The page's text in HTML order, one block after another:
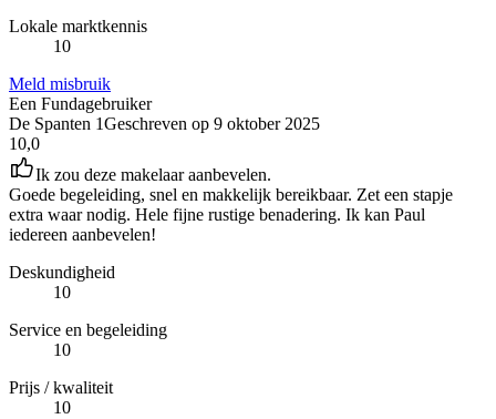
Lokale marktkennis
10
Meld misbruik
Een Fundagebruiker
De Spanten 1Geschreven op 9 oktober 2025
10,0
Ik zou deze makelaar aanbevelen.
Goede begeleiding, snel en makkelijk bereikbaar. Zet een stapje
extra waar nodig. Hele fijne rustige benadering. Ik kan Paul
iedereen aanbevelen!
Deskundigheid
10
Service en begeleiding
10
Prijs / kwaliteit
10